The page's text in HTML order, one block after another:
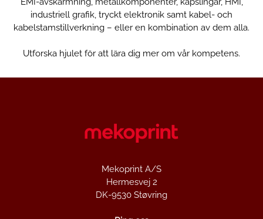
industriell grafik, tryckt elektronik samt kabel- och
kabelstamstillverkning – eller en kombination av dem alla.
Utforska hjulet för att lära dig mer om vår kompetens.
Mekoprint A/S
Hermesvej 2
DK-9530 Støvring